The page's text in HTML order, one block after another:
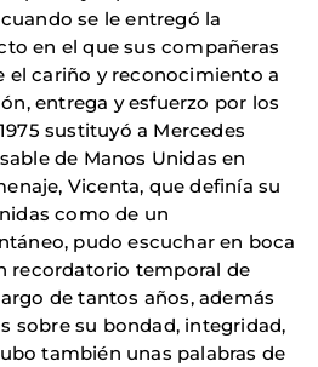
se le entregó la
en el que sus compañeras
el cariño y reconocimiento a
entrega y esfuerzo por los
sustituyó a Mercedes
de Manos Unidas en
Vicenta, que definía su
como de un
pudo escuchar en boca
recordatorio temporal de
de tantos años, además
sobre su bondad, integridad,
también unas palabras de